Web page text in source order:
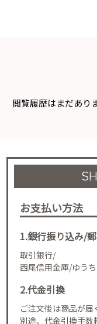
閲覧履歴はまだあり
お支払い方法
1.銀行振り込み/
取引銀行/
西尾信用金庫/ゆう
2.代金引換
ご注文後は商品が届
別途、代金引換手数